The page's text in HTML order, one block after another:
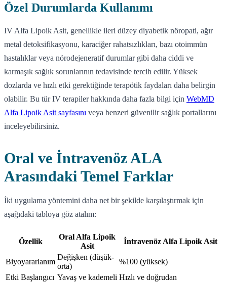
Özel Durumlarda Kullanımı
IV Alfa Lipoik Asit, genellikle ileri düzey diyabetik nöropati, ağır
metal detoksifikasyonu, karaciğer rahatsızlıkları, bazı otoimmün
hastalıklar veya nörodejeneratif durumlar gibi daha ciddi ve
karmaşık sağlık sorunlarının tedavisinde tercih edilir. Yüksek
dozlarda ve hızlı etki gerektiğinde terapötik faydaları daha belirgin
olabilir. Bu tür IV terapiler hakkında daha fazla bilgi için WebMD
Alfa Lipoik Asit sayfasını veya benzeri güvenilir sağlık portallarını
inceleyebilirsiniz.
Oral ve İntravenöz ALA
Arasındaki Temel Farklar
İki uygulama yöntemini daha net bir şekilde karşılaştırmak için
aşağıdaki tabloya göz atalım:
Özellik
Oral Alfa Lipoik
Asit
İntravenöz Alfa Lipoik Asit
Biyoyararlanım
Değişken (düşük-
orta)
%100 (yüksek)
Etki Başlangıcı Yavaş ve kademeli Hızlı ve doğrudan